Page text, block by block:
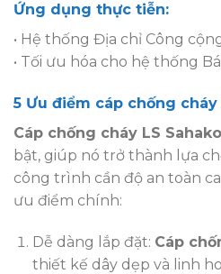
Ứng dụng thực tiễn:
• Hệ thống Địa chỉ Công
• Tối ưu hóa cho hệ thống
5 Ưu điểm cáp chống cháy
Cáp chống cháy LS Sahako
bật, giúp nó trở thành lựa
công trình cần độ an toàn
ưu điểm chính:
Dễ dàng lắp đặt: Cáp
thiết kế dây dẹp và linh